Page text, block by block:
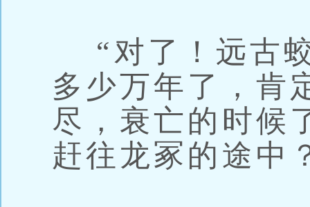
“对了！远古
多少万年了，肯
尽，衰亡的时候
赶往龙冢的途中